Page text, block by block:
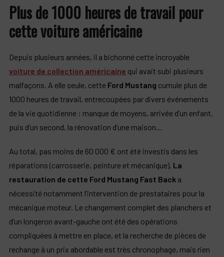
Plus de 1000 heures de travail pour
cette voiture américaine
Depuis plusieurs années, il a bichonné cette incroyable
voiture de collection américaine qui avait subi plusieurs
malfaçons. A elle seule, cette Ford Mustang cumule plus de
1000 heures de travail, entrecoupées par divers événements
de la vie quotidienne : manque de moyens, arrivée d’un enfant,
puis d’un second, la rénovation d’une maison…
Au total, pas moins de 60 000 € ont été investis dans les
réparations (carrosserie, peinture et mécanique). La
restauration de cette Ford Mustang Fast Backa
nécessité notamment l’intervention de prestataires pour la
mécanique moteur. Le changement complet des planchers et
d’un longeron avant-gauche ont été des opérations
compliquées à mettre en place, et la recherche de pièces de
rechange à un prix abordable est très chronophage, mais rien